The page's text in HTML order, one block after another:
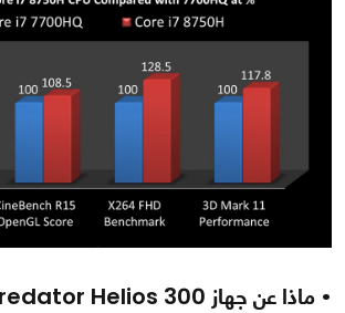
• ماذا عن جهاز ACER Predator Helios 300؟